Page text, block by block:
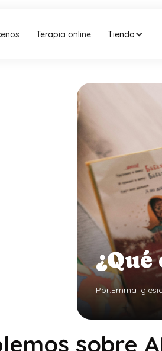
Terapia online Tienda
¿Qué
Por:Emma
sobre